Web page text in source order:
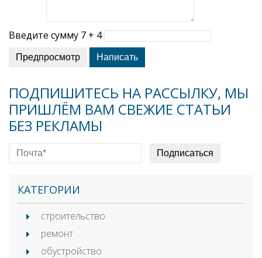
Введите сумму 7 + 4
ПОДПИШИТЕСЬ НА РАССЫЛКУ, МЫ
ПРИШЛЁМ ВАМ СВЕЖИЕ СТАТЬИ
БЕЗ РЕКЛАМЫ
КАТЕГОРИИ
строительство
ремонт
обустройство